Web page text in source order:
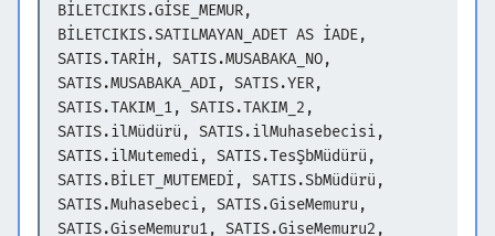
BİLETCIKIS.GİSE_MEMUR,
BİLETCIKIS.SATILMAYAN_ADET AS İADE,
SATIS.TARİH, SATIS.MUSABAKA_NO,
SATIS.MUSABAKA_ADI, SATIS.YER,
SATIS.TAKIM_1, SATIS.TAKIM_2,
SATIS.ilMüdürü, SATIS.ilMuhasebecisi,
SATIS.ilMutemedi, SATIS.TesŞbMüdürü,
SATIS.BİLET_MUTEMEDİ, SATIS.SbMüdürü,
SATIS.Muhasebeci, SATIS.GiseMemuru,
SATIS.GiseMemuru1, SATIS.GiseMemuru2,